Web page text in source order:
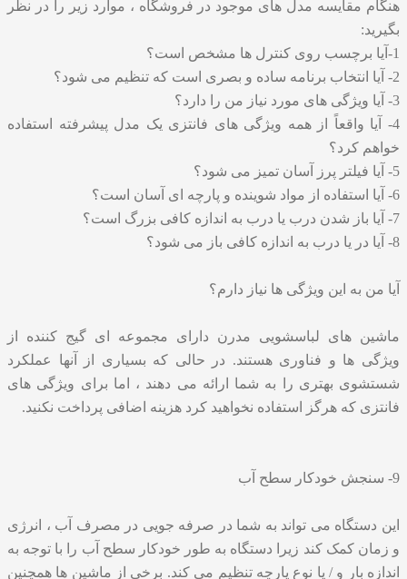
هنگام مقایسه مدل های موجود در فروشگاه ، موارد زیر را در نظر
بگیرید:
1-آیا برچسب روی کنترل ها مشخص است؟
2- آیا انتخاب برنامه ساده و بصری است که تنظیم می شود؟
3- آیا ویژگی های مورد نیاز من را دارد؟
4- آیا واقعاً از همه ویژگی های فانتزی یک مدل پیشرفته استفاده
خواهم کرد؟
5- آیا فیلتر پرز آسان تمیز می شود؟
6- آیا استفاده از مواد شوینده و پارچه ای آسان است؟
7- آیا باز شدن درب یا درب به اندازه کافی بزرگ است؟
8- آیا در یا درب به اندازه کافی باز می شود؟
آیا من به این ویژگی ها نیاز دارم؟
ماشین های لباسشویی مدرن دارای مجموعه ای گیج کننده از
ویژگی ها و فناوری هستند. در حالی که بسیاری از آنها عملکرد
شستشوی بهتری را به شما ارائه می دهند ، اما برای ویژگی های
فانتزی که هرگز استفاده نخواهید کرد هزینه اضافی پرداخت نکنید.
9- سنجش خودکار سطح آب
این دستگاه می تواند به شما در صرفه جویی در مصرف آب ، انرژی
و زمان کمک کند زیرا دستگاه به طور خودکار سطح آب را با توجه به
اندازه بار و / یا نوع پارچه تنظیم می کند. برخی از ماشین ها همچنین